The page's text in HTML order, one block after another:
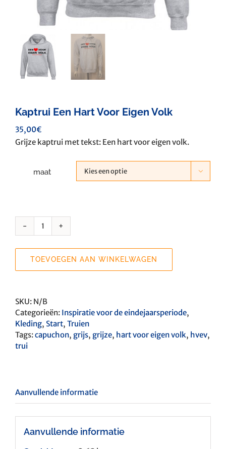
Kaptrui Een Hart Voor Eigen Volk
35,00€
Grijze kaptrui met tekst: Een hart voor eigen volk.
maat 
Kaptrui
Voor
aantal
TOEVOEGEN AAN WINKELWAGEN
SKU: N/B
Categorieën: Inspiratie voor de eindejaarsperiode,
Kleding, Start, Truien
Tags:capuchon, grijs, grijze, hart voor eigen volk, hvev,
trui
Aanvullende informatie
Aanvullende informatie